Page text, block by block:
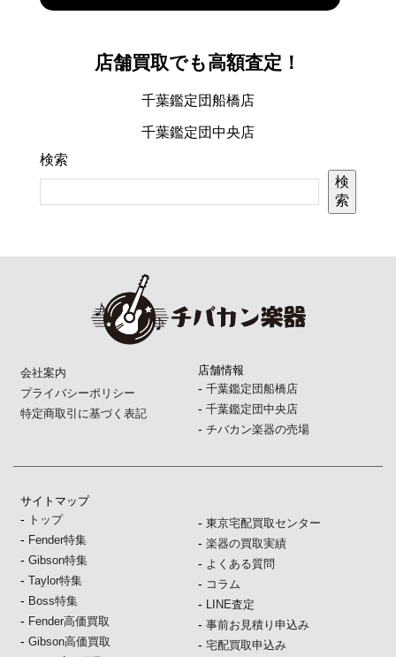
店舗買取でも高額査定！
千葉鑑定団船橋店
千葉鑑定団中央店
検索
検
索
会社案内
プライバシーポリシー
特定商取引に基づく表記
店舗情報
- 千葉鑑定団船橋店
- 千葉鑑定団中央店
- チバカン楽器の売場
サイトマップ
- トップ
- Fender特集
-Gibson特集
-Taylor特集
- Boss特集
- Fender高価買取
-Gibson高価買取
- 東京宅配買取センター
- 楽器の買取実績
- よくある質問
- コラム
- LINE査定
- 事前お見積り申込み
- 宅配買取申込み